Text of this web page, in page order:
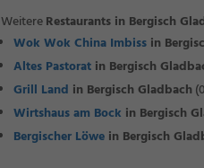
WeitereRestaurants in Bergisch
Wok Wok China Imbiss in
Altes Pastorat in Bergisch
Grill Land in Bergisch Gladbach
Wirtshaus am Bock in Bergisch
Bergischer Löwe in Bergisch